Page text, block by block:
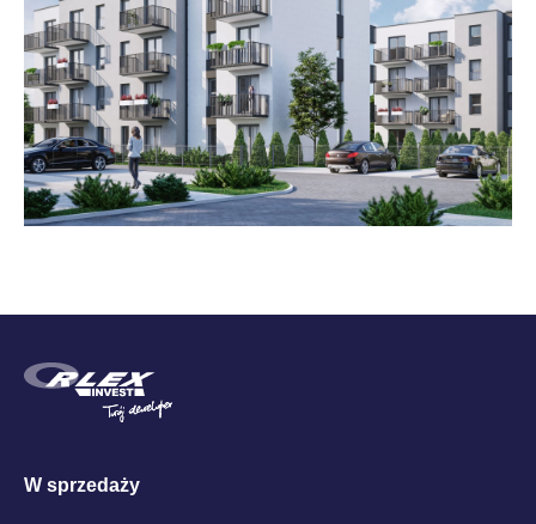
W sprzedaży